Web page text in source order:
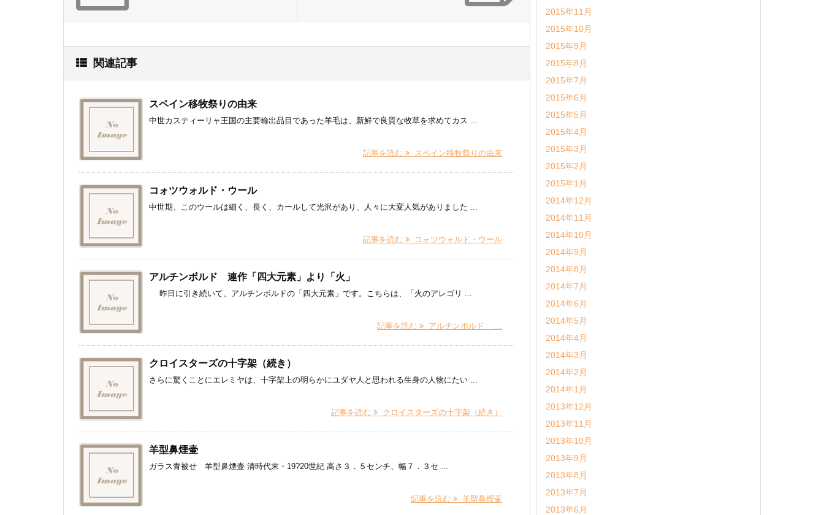
関連記事
スペイン移牧祭りの由来
中世カスティーリャ王国の主要輸出品目であった羊毛は、新鮮で良質な牧草を求めてカス ...
記事を読む スペイン移牧祭りの由来
コォツウォルド・ウール
中世期、このウールは細く、長く、カールして光沢があり、人々に大変人気がありました ...
記事を読む コォツウォルド・ウール
アルチンボルド 連作「四大元素」より「火」
昨日に引き続いて、アルチンボルドの「四大元素」です。こちらは、「火のアレゴリ ...
記事を読む アルチンボルド ...
クロイスターズの十字架（続き）
さらに驚くことにエレミヤは、十字架上の明らかにユダヤ人と思われる生身の人物にたい ...
記事を読む クロイスターズの十字架（続き）
羊型鼻煙壷
ガラス青被せ 羊型鼻煙壷 清時代末・19?20世紀 高さ３．５センチ、幅７．３セ ...
記事を読む 羊型鼻煙壷
2015年11月
2015年10月
2015年9月
2015年8月
2015年7月
2015年6月
2015年5月
2015年4月
2015年3月
2015年2月
2015年1月
2014年12月
2014年11月
2014年10月
2014年9月
2014年8月
2014年7月
2014年6月
2014年5月
2014年4月
2014年3月
2014年2月
2014年1月
2013年12月
2013年11月
2013年10月
2013年9月
2013年8月
2013年7月
2013年6月